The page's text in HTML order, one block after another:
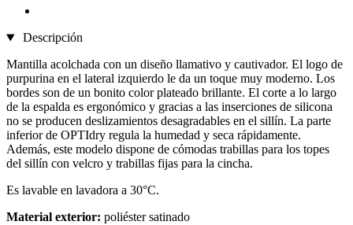
Descripción
Mantilla acolchada con un diseño llamativo y cautivador. El logo de
purpurina en el lateral izquierdo le da un toque muy moderno. Los
bordes son de un bonito color plateado brillante. El corte a lo largo
de la espalda es ergonómico y gracias a las inserciones de silicona
no se producen deslizamientos desagradables en el sillín. La parte
inferior de OPTIdry regula la humedad y seca rápidamente.
Además, este modelo dispone de cómodas trabillas para los topes
del sillín con velcro y trabillas fijas para la cincha.
Es lavable en lavadora a 30°C.
Material exterior: poliéster satinado